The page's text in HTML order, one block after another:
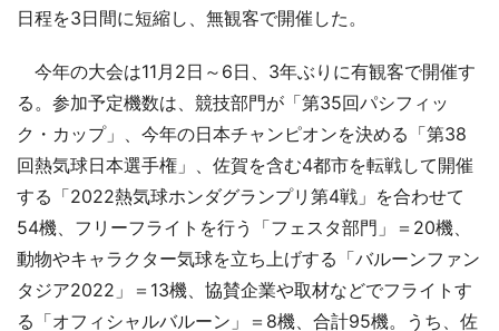
日程を3日間に短縮し、無観客で開催した。
今年の大会は11月2日～6日、3年ぶりに有観客で開催す
る。参加予定機数は、競技部門が「第35回パシフィッ
ク・カップ」、今年の日本チャンピオンを決める「第38
回熱気球日本選手権」、佐賀を含む4都市を転戦して開催
する「2022熱気球ホンダグランプリ第4戦」を合わせて
54機、フリーフライトを行う「フェスタ部門」＝20機、
動物やキャラクター気球を立ち上げする「バルーンファン
タジア2022」＝13機、協賛企業や取材などでフライトす
る「オフィシャルバルーン」＝8機、合計95機。うち、佐